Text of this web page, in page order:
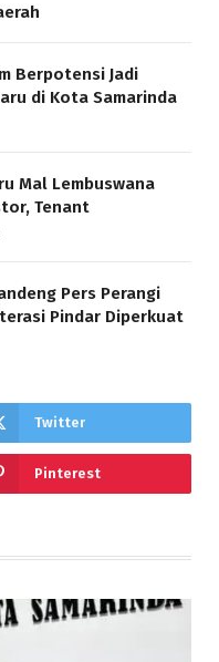
Berpotensi Jadi
di Kota Samarinda
Mal Lembuswana
Tenant
Pers Perangi
Pindar Diperkuat
Twitter
Pinterest